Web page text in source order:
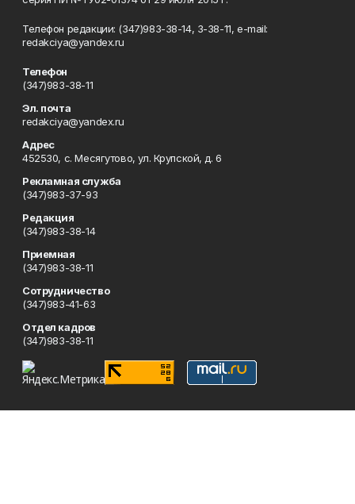
Телефон редакции: (347)983-38-14, 3-38-11, e-mail:
redakciya@yandex.ru
Телефон
(347)983-38-11
Эл. почта
redakciya@yandex.ru
Адрес
452530, с. Месягутово, ул. Крупской, д. 6
Рекламная служба
(347)983-37-93
Редакция
(347)983-38-14
Приемная
(347)983-38-11
Сотрудничество
(347)983-41-63
Отдел кадров
(347)983-38-11